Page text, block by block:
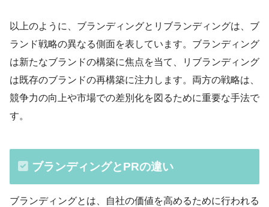
以上のように、ブランディングとリブランディングは、ブ
ランド戦略の異なる側面を表しています。ブランディング
は新たなブランドの構築に焦点を当て、リブランディング
は既存のブランドの再構築に注力します。両方の戦略は、
競争力の向上や市場での差別化を図るために重要な手法で
す。
ブランディングとPRの違い
ブランディングとは、自社の価値を高めるために行われる